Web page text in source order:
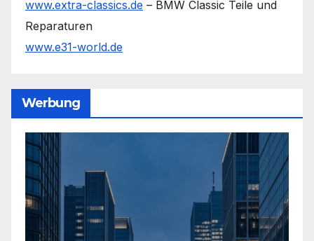
www.extra-classics.de – BMW Classic Teile und
Reparaturen
www.e31-world.de
Werbung